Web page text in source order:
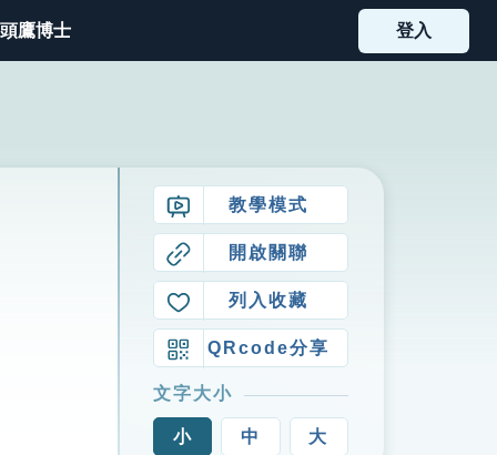
鷹博士 登入
教學模式
開啟關聯
列入收藏
QRcode分享
文字大小
小 中 大